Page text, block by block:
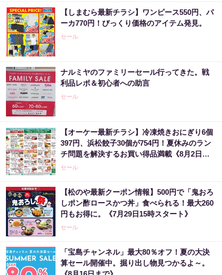
【しまむら最新チラシ】ワンピース550円、パ
ーカ770円！びっくり価格のアイテム発見。
セール
ナルミヤのファミリーセール行ってきた。戦
利品レポ＆初心者への助言
セール
【オーケー最新チラシ】冷凍焼きおにぎり6個
397円、浜松餃子30個が754円！夏休みのラン
チ問題を解決するお買い得品満載《8月2日ま
で》
セール
【松のや最新クーポン情報】500円で「鬼おろ
しポン酢ロースかつ丼」食べられる！最大260
円もお得に。《7月29日15時スタート》
セール
「宝島チャンネル」最大80％オフ！夏の大決
算セール開催中。掘り出し物見つかるよ～。